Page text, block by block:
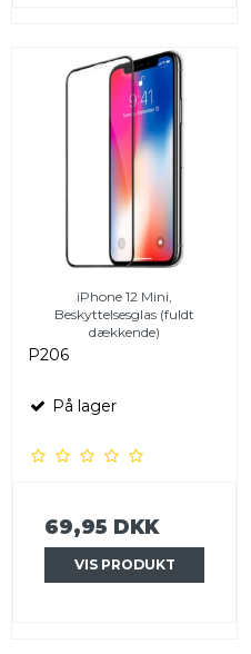
iPhone 12 Mini,
Beskyttelsesglas (fuldt
dækkende)
P206
På lager
69,95 DKK
VIS PRODUKT